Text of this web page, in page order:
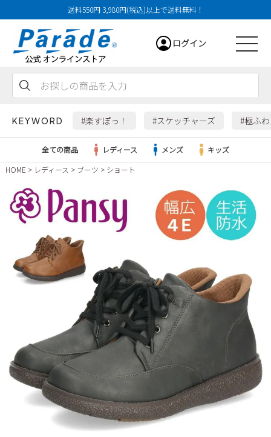
送料550円 3,980円(税込)以上で送料無料！
ログイン
KEYWORD #楽すぽっ！ #スケッチャーズ #極ふ
レディース
すべての商品
サンダル
レインシューズ
パンプス
スニーカー
ローファー
カジュアルシューズ
メンズ
レインシューズ
スニーカー
ビジネス・ドレスシューズ
キッズ
すべての商品
サンダル
レインシューズ
すべての商品
レディース新入荷
メンズ新入荷
SALE
すべての商品
バッグ
全ての商品 レディース メンズ
キッズ
HOME
レディース ブーツ ショート